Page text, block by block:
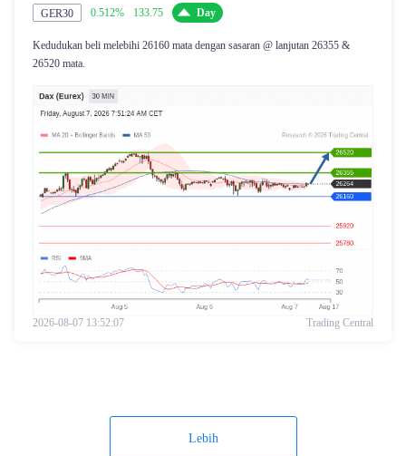
GER30 0.512% 133.75 Day
Kedudukan beli melebihi 26160 mata dengan sasaran @ lanjutan 26355 &
26520 mata.
2026-08-07 13:52:07 Trading Central
Lebih